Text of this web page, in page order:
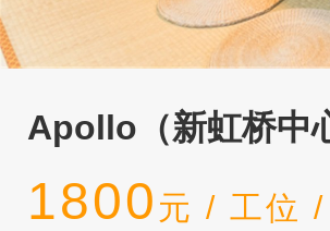
Apollo（新虹桥中
1800 元 / 工位 /